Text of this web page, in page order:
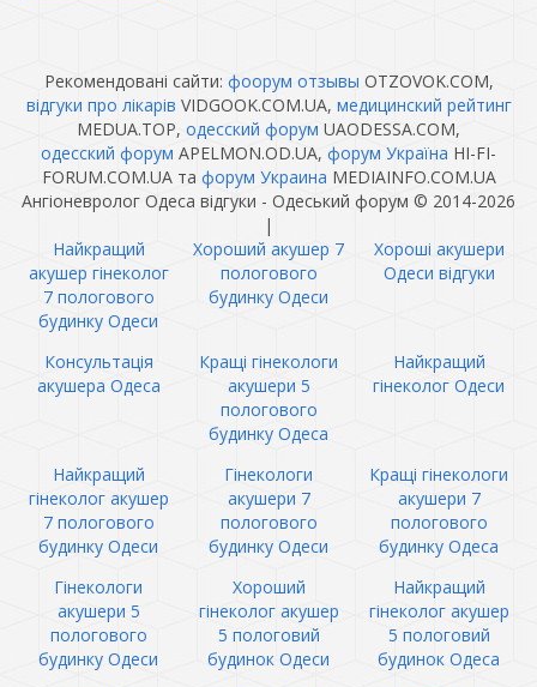
Рекомендовані сайти: фоорум отзывы OTZOVOK.COM,
відгуки про лікарів VIDGOOK.COM.UA, медицинский рейтинг
MEDUA.TOP, одесский форум UAODESSA.COM,
одесский форум APELMON.OD.UA, форум Україна HI-FI-
FORUM.COM.UA та форум Украина MEDIAINFO.COM.UA
Ангіоневролог Одеса відгуки - Одеський форум © 2014-2026
|
Найкращий
акушер гінеколог
7 пологового
будинку Одеси
Хороший акушер 7
пологового
будинку Одеси
Хороші акушери
Одеси відгуки
Консультація
акушера Одеса
Кращі гінекологи
акушери 5
пологового
будинку Одеса
Найкращий
гінеколог Одеси
Найкращий
гінеколог акушер
7 пологового
будинку Одеси
Гінекологи
акушери 7
пологового
будинку Одеси
Кращі гінекологи
акушери 7
пологового
будинку Одеса
Гінекологи
акушери 5
пологового
будинку Одеси
Хороший
гінеколог акушер
5 пологовий
будинок Одеси
Найкращий
гінеколог акушер
5 пологовий
будинок Одеса